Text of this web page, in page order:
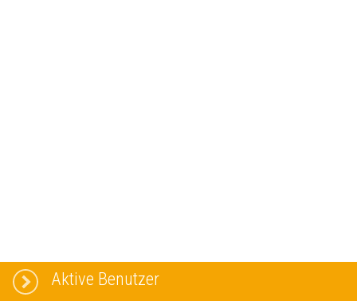
Aktive Benutzer